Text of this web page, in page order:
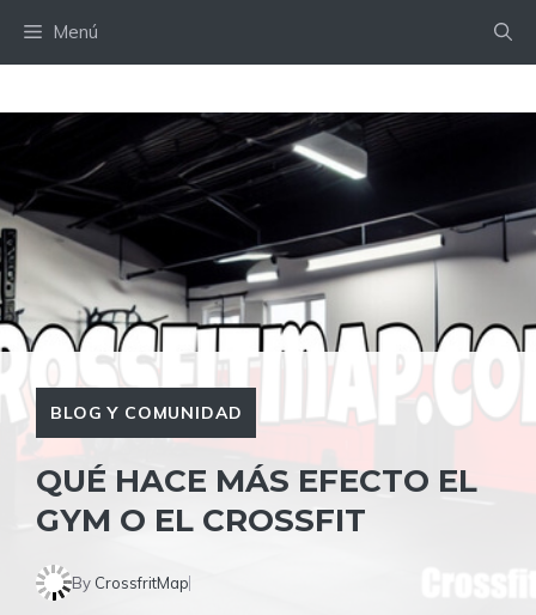
Menú
BLOG Y COMUNIDAD
QUÉ HACE MÁS EFECTO EL
GYM O EL CROSSFIT
By CrossfritMap